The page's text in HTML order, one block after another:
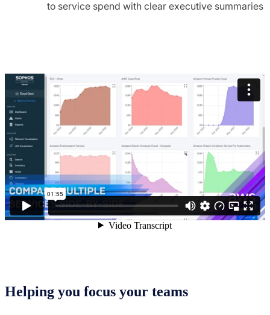
to service spend with clear executive summaries
Helping you focus your teams